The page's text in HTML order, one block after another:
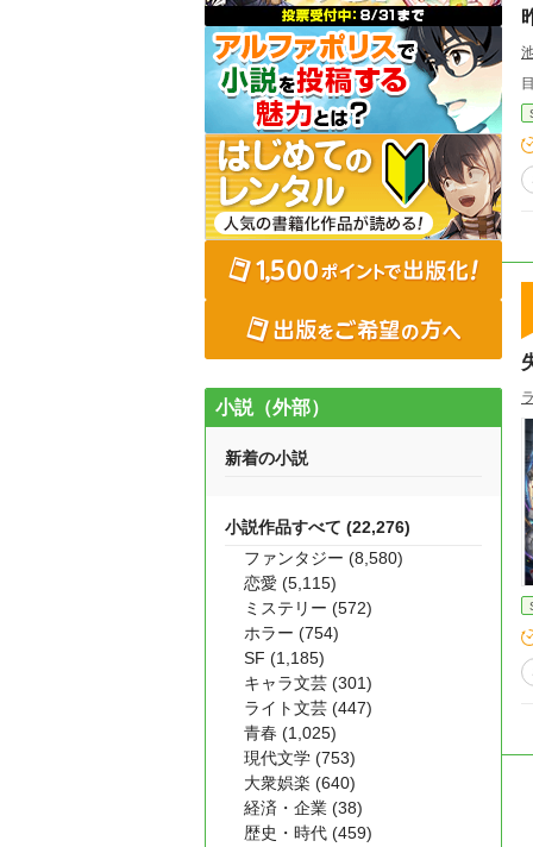
小説（外部）
新着の小説
小説作品すべて (22,276)
ファンタジー (8,580)
恋愛 (5,115)
ミステリー (572)
ホラー (754)
SF (1,185)
キャラ文芸 (301)
ライト文芸 (447)
青春 (1,025)
現代文学 (753)
大衆娯楽 (640)
経済・企業 (38)
歴史・時代 (459)